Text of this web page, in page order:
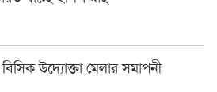
উদ্যোক্তা মেলার সমাপনী